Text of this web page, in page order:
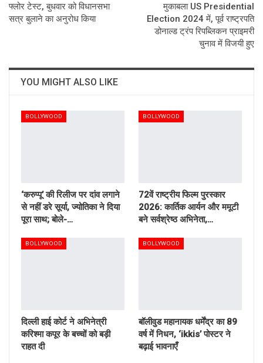
फ्लोर टेस्ट, बुधवार को विधानसभा
सत्र बुलाने का अनुरोध किया
मुकाबला US Presidential
Election 2024 में, पूर्व राष्ट्रपति
डोनाल्ड ट्रंप रिपब्लिकन प्राइमरी
चुनाव में विजयी हुए
YOU MIGHT ALSO LIKE
BOLLYWOOD
‘करुप्पू’ की रिलीज पर दांव लगाने
से नहीं डरे सूर्या, ज्योतिका ने दिया
पूरा साथ; बोले-…
BOLLYWOOD
72वें राष्ट्रीय फिल्म पुरस्कार
2026: कार्तिक आर्यन और ममूटी
बने सर्वश्रेष्ठ अभिनेता,…
BOLLYWOOD
दिल्ली हाई कोर्ट ने अभिनेत्री
करिश्मा कपूर के बच्चों को बड़ी
राहत दी
BOLLYWOOD
बॉलीवुड महानायक धर्मेंद्र का 89
वर्ष में निधन, ‘ikkis’ पोस्टर ने
बढ़ाई भावनाएँ